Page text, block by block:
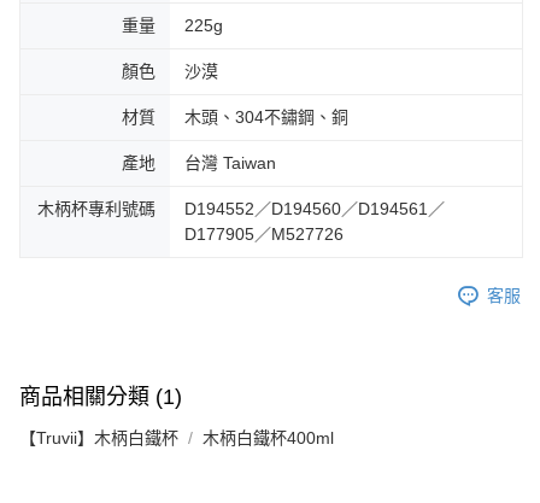
重量 225g
顏色 沙漠
材質 木頭、304不鏽鋼、銅
產地 台灣 Taiwan
木柄杯專利號碼
D194552／D194560／D194561／
D177905／M527726
客服
商品相關分類 (1)
【Truvii】木柄白鐵杯 木柄白鐵杯400ml